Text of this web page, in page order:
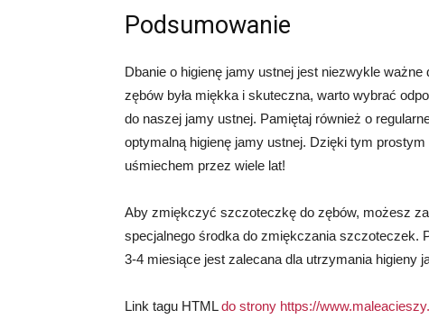
Podsumowanie
Dbanie o higienę jamy ustnej jest niezwykle
zębów była miękka i skuteczna, warto wybrać
do naszej jamy ustnej. Pamiętaj również o
optymalną higienę jamy ustnej. Dzięki tym
uśmiechem przez wiele lat!
Aby zmiękczyć szczoteczkę do zębów, możesz
specjalnego środka do zmiękczania szczoteczek.
3-4 miesiące jest zalecana dla utrzymania higieny
Link tagu HTMLdo strony https://